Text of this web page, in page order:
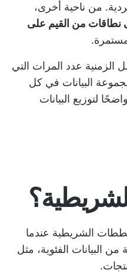
من ناحية أخرى،
نطاقات من القيم على
مستمرة.
الزمنية عدد المرات التي
البيانات في كل
لتوزيع البيانات
الشريطية عندما
البيانات الفئوية، مثل